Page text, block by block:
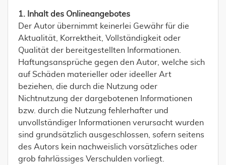
1. Inhalt des Onlineangebotes
Der Autor übernimmt keinerlei Gewähr für die
Aktualität, Korrektheit, Vollständigkeit oder
Qualität der bereitgestellten Informationen.
Haftungsansprüche gegen den Autor, welche sich
auf Schäden materieller oder ideeller Art
beziehen, die durch die Nutzung oder
Nichtnutzung der dargebotenen Informationen
bzw. durch die Nutzung fehlerhafter und
unvollständiger Informationen verursacht wurden
sind grundsätzlich ausgeschlossen, sofern seitens
des Autors kein nachweislich vorsätzliches oder
grob fahrlässiges Verschulden vorliegt.